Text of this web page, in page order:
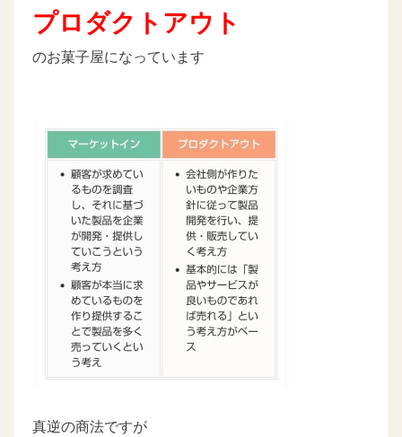
プロダクトアウト
のお菓子屋になっています
真逆の商法ですが